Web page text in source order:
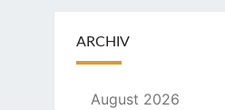
ARCHIV
August 2026